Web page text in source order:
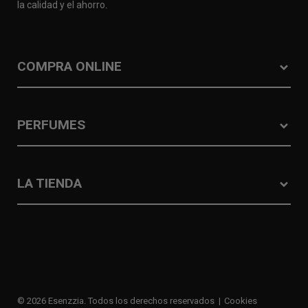
la calidad y el ahorro.
COMPRA ONLINE
PERFUMES
LA TIENDA
© 2026 Esenzzia. Todos los derechos reservados
Cookies